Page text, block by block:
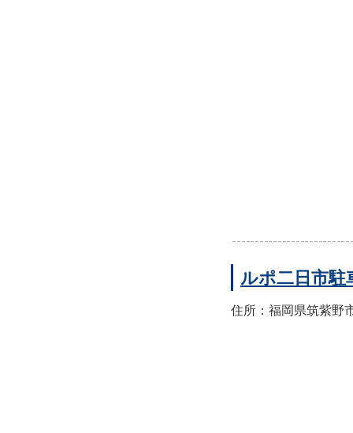
ルポ二日市駐
住所：福岡県筑紫野